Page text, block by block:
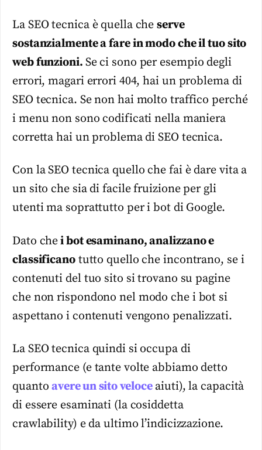
La SEO tecnica è quella cheserve
sostanzialmente a fare in modo che il tuo sito
web funzioni. Se ci sono per esempio degli
errori, magari errori 404, hai un problema di
SEO tecnica. Se non hai molto traffico perché
i menu non sono codificati nella maniera
corretta hai un problema di SEO tecnica.
Con la SEO tecnica quello che fai è dare vita a
un sito che sia di facile fruizione per gli
utenti ma soprattutto per i bot di Google.
Dato chei bot esaminano, analizzano e
classificanotutto quello che incontrano, se i
contenuti del tuo sito si trovano su pagine
che non rispondono nel modo che i bot si
aspettano i contenuti vengono penalizzati.
La SEO tecnica quindi si occupa di
performance (e tante volte abbiamo detto
quantoavere un sito veloceaiuti), la capacità
di essere esaminati (la cosiddetta
crawlability) e da ultimo l’indicizzazione.